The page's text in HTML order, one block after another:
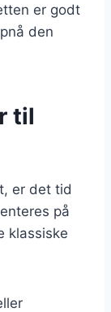
er godt
den
til
er det tid
på
klassiske